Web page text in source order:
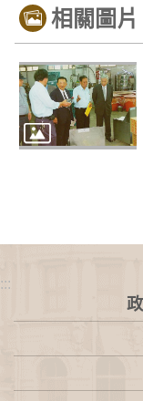
相關圖片
:::